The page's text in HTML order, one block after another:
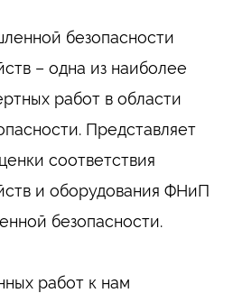
безопасности
– одна из наиболее
работ в области
Представляет
соответствия
и оборудования ФНиП
безопасности.⠀
работ к нам